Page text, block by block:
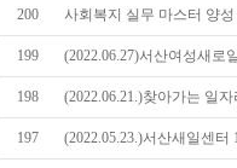
200 사회복지 실무 마스터 양
199 (2022.06.27)서산여성새로
198 (2022.06.21.)찾아가는 일
197 (2022.05.23.)서산새일센